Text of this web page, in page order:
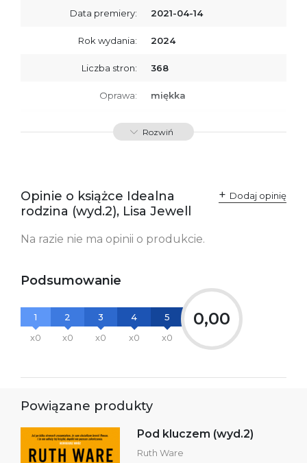
Data premiery: 2021-04-14
Rok wydania: 2024
Liczba stron: 368
Oprawa: miękka
ISBN 9788368045628
odpowiedzialne za
zgodność produktu z
przepisami:
Sp. z o.o.
ul. Fredry 8
61-701 Poznań
kontakt@wydajenamsie.pl
+48 61 623 38 38
informacje dotyczące
Rozwiń
Opinie o książce Idealna
rodzina (wyd.2), Lisa Jewell
Dodaj opinię
Na razie nie ma opinii o produkcie.
Podsumowanie
1
x0
2
x0
3
x0
4
x0
5
x0
0,00
Powiązane produkty
Pod kluczem (wyd.2)
Ruth Ware